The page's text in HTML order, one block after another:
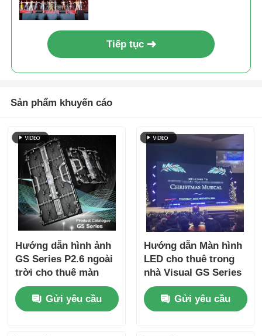
Tiếp tục
Sản phẩm khuyến cáo
Hướng dẫn hình ảnh
GS Series P2.6 ngoài
trời cho thuê màn
hình LED 4500nit IP65
cho sân khấu ngoài
trời cao cấp, 7680Hz
Gửi yêu cầu
Hướng dẫn Màn hình
LED cho thuê trong
nhà Visual GS Series
P2.9 dành cho các sự
kiện sân khấu nhỏ
gọn, 7680Hz Không
Gửi yêu cầu